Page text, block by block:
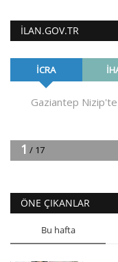
ILAN.GOV.TR
ÖNE ÇIKANLAR
Bu hafta